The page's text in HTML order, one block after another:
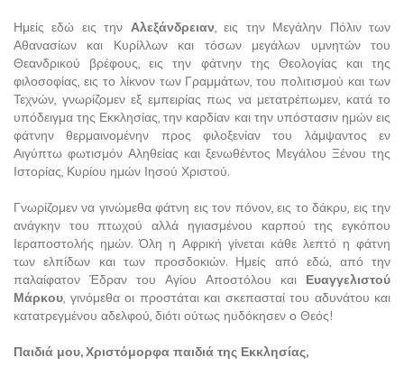
Ημείς εδώ εις την Αλεξάνδρειαν, εις την Μεγάλην Πόλιν των
Αθανασίων και Κυρίλλων και τόσων μεγάλων υμνητών του
Θεανδρικού βρέφους, εις την φάτνην της Θεολογίας και της
φιλοσοφίας, εις το λίκνον των Γραμμάτων, του πολιτισμού και των
Τεχνών, γνωρίζομεν εξ εμπειρίας πως να μετατρέπωμεν, κατά το
υπόδειγμα της Εκκλησίας, την καρδίαν και την υπόστασιν ημών εις
φάτνην θερμαινομένην προς φιλοξενίαν του λάμψαντος εν
Αιγύπτω φωτισμόν Αληθείας και ξενωθέντος Μεγάλου Ξένου της
Ιστορίας, Κυρίου ημών Ιησού Χριστού.
Γνωρίζομεν να γινώμεθα φάτνη εις τον πόνον, εις το δάκρυ, εις την
ανάγκην του πτωχού αλλά ηγιασμένου καρπού της εγκόπου
Ιεραποστολής ημών. Όλη η Αφρική γίνεται κάθε λεπτό η φάτνη
των ελπίδων και των προσδοκιών. Ημείς από εδώ, από την
παλαίφατον Έδραν του Αγίου Αποστόλου και Ευαγγελιστού
Μάρκου, γινόμεθα οι προστάται και σκεπασταί του αδυνάτου και
κατατρεγμένου αδελφού, διότι ούτως ηυδόκησεν ο Θεός!
Παιδιά μου, Χριστόμορφα παιδιά της Εκκλησίας,